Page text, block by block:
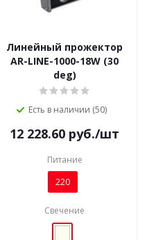
Линейный прожектор
AR-LINE-1000-18W (30
deg)
Есть в наличии (50)
12 228.60 руб./шт
Питание
220
Свечение